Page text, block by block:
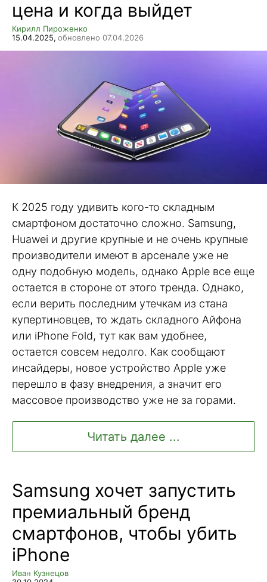
цена и когда выйдет
Кирилл Пироженко
15.04.2025, обновлено 07.04.2026
К 2025 году удивить кого-то складным
смартфоном достаточно сложно. Samsung,
Huawei и другие крупные и не очень крупные
производители имеют в арсенале уже не
одну подобную модель, однако Apple все еще
остается в стороне от этого тренда. Однако,
если верить последним утечкам из стана
купертиновцев, то ждать складного Айфона
или iPhone Fold, тут как вам удобнее,
остается совсем недолго. Как сообщают
инсайдеры, новое устройство Apple уже
перешло в фазу внедрения, а значит его
массовое производство уже не за горами.
Читать далее ...
Samsung хочет запустить
премиальный бренд
смартфонов, чтобы убить
iPhone
Иван Кузнецов